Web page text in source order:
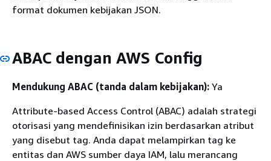
format dokumen kebijakan JSON.
ABAC dengan AWS Config
Mendukung ABAC (tanda dalam kebijakan): Ya
Attribute-based Access Control (ABAC) adalah strategi
otorisasi yang mendefinisikan izin berdasarkan atribut
yang disebut tag. Anda dapat melampirkan tag ke
entitas dan AWS sumber daya IAM, lalu merancang